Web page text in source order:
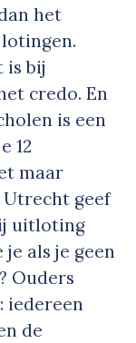
het
is bij
credo. En
is een
12
maar
geef
uitloting
als je geen
Ouders
iedereen
de